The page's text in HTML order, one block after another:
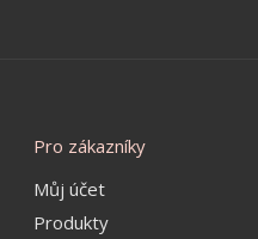
Pro zákazníky
Můj účet
Produkty